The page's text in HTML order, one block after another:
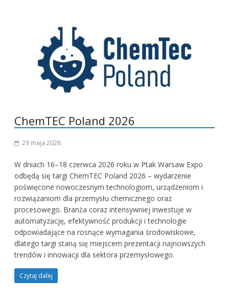
ChemTEC Poland 2026
29 maja 2026
W dniach 16–18 czerwca 2026 roku w Ptak Warsaw Expo
odbędą się targi ChemTEC Poland 2026 – wydarzenie
poświęcone nowoczesnym technologiom, urządzeniom i
rozwiązaniom dla przemysłu chemicznego oraz
procesowego. Branża coraz intensywniej inwestuje w
automatyzację, efektywność produkcji i technologie
odpowiadające na rosnące wymagania środowiskowe,
dlatego targi staną się miejscem prezentacji najnowszych
trendów i innowacji dla sektora przemysłowego.
Czytaj dalej